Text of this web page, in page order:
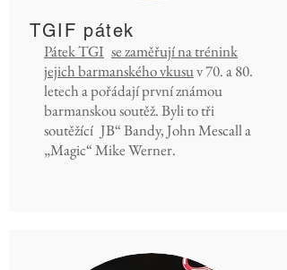
TGIF pátek
Pátek TGI se zaměřují na trénink
jejich barmanského vkusuv 70. a 80.
letech a pořádají první známou
barmanskou soutěž. Byli to tři
soutěžící JB“ Bandy, John Mescall a
„Magic“ Mike Werner.